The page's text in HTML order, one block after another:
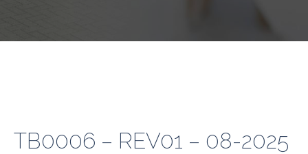
TB0006 – REV01 – 08-2025